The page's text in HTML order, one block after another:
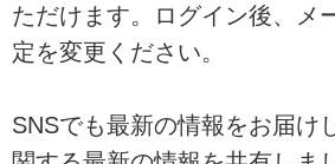
ただけます。ログイン後、メ
定を変更ください。
SNSでも最新の情報をお届け